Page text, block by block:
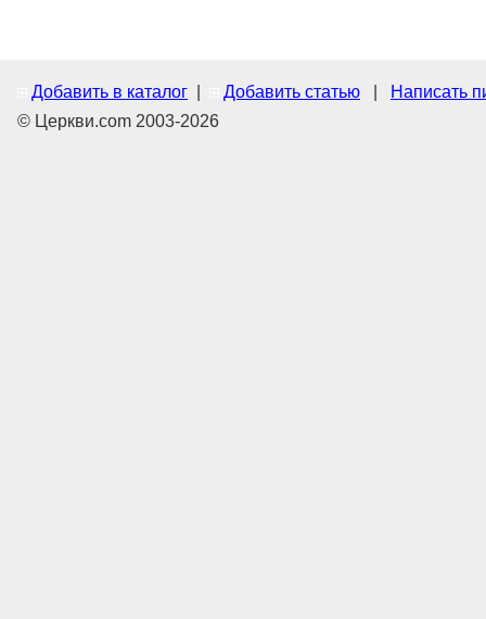
Добавить в каталог Добавить статью
Написать
© Церкви.com 2003-2026